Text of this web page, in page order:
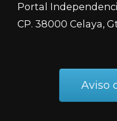
Portal
CP. 38000 Celaya,
Aviso